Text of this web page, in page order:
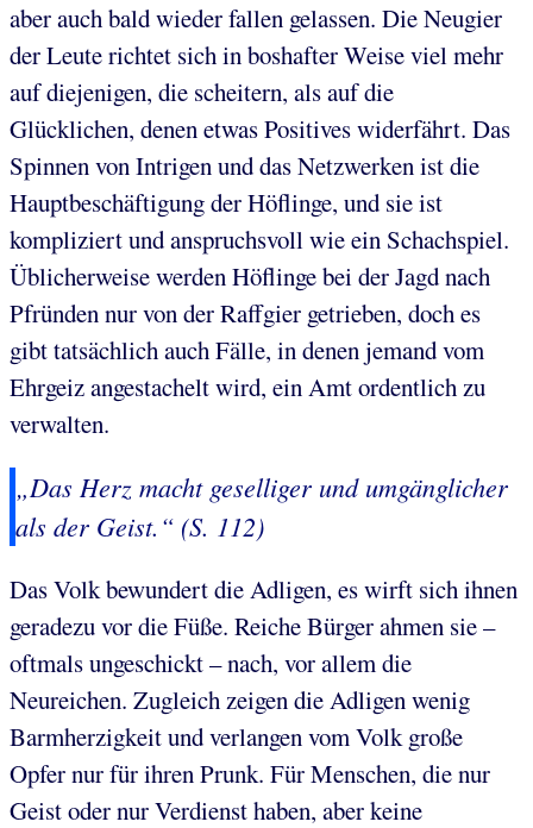
aber auch bald wieder fallen gelassen. Die Neugier
der Leute richtet sich in boshafter Weise viel mehr
auf diejenigen, die scheitern, als auf die
Glücklichen, denen etwas Positives widerfährt. Das
Spinnen von Intrigen und das Netzwerken ist die
Hauptbeschäftigung der Höflinge, und sie ist
kompliziert und anspruchsvoll wie ein Schachspiel.
Üblicherweise werden Höflinge bei der Jagd nach
Pfründen nur von der Raffgier getrieben, doch es
gibt tatsächlich auch Fälle, in denen jemand vom
Ehrgeiz angestachelt wird, ein Amt ordentlich zu
verwalten.
„Das Herz macht geselliger und umgänglicher
als der Geist.“ (S. 112)
Das Volk bewundert die Adligen, es wirft sich ihnen
geradezu vor die Füße. Reiche Bürger ahmen sie –
oftmals ungeschickt – nach, vor allem die
Neureichen. Zugleich zeigen die Adligen wenig
Barmherzigkeit und verlangen vom Volk große
Opfer nur für ihren Prunk. Für Menschen, die nur
Geist oder nur Verdienst haben, aber keine